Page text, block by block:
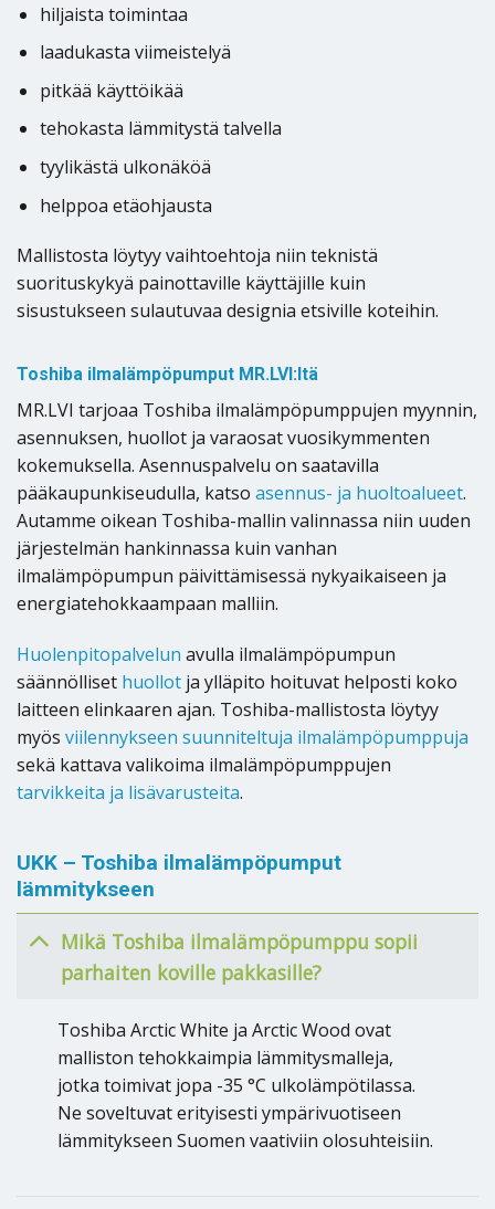
hiljaista toimintaa
laadukasta viimeistelyä
pitkää käyttöikää
tehokasta lämmitystä talvella
tyylikästä ulkonäköä
helppoa etäohjausta
Mallistosta löytyy vaihtoehtoja niin teknistä
suorituskykyä painottaville käyttäjille kuin
sisustukseen sulautuvaa designia etsiville koteihin.
Toshiba ilmalämpöpumput MR.LVI:ltä
MR.LVI tarjoaa Toshiba ilmalämpöpumppujen myynnin,
asennuksen, huollot ja varaosat vuosikymmenten
kokemuksella. Asennuspalvelu on saatavilla
pääkaupunkiseudulla, katso asennus- ja huoltoalueet.
Autamme oikean Toshiba-mallin valinnassa niin uuden
järjestelmän hankinnassa kuin vanhan
ilmalämpöpumpun päivittämisessä nykyaikaiseen ja
energiatehokkaampaan malliin.
Huolenpitopalvelun avulla ilmalämpöpumpun
säännölliset huollot ja ylläpito hoituvat helposti koko
laitteen elinkaaren ajan. Toshiba-mallistosta löytyy
myös viilennykseen suunniteltuja ilmalämpöpumppuja
sekä kattava valikoima ilmalämpöpumppujen
tarvikkeita ja lisävarusteita.
UKK – Toshiba ilmalämpöpumput
lämmitykseen
Mikä Toshiba ilmalämpöpumppu sopii
parhaiten koville pakkasille?
Toshiba Arctic White ja Arctic Wood ovat
malliston tehokkaimpia lämmitysmalleja,
jotka toimivat jopa -35 °C ulkolämpötilassa.
Ne soveltuvat erityisesti ympärivuotiseen
lämmitykseen Suomen vaativiin olosuhteisiin.